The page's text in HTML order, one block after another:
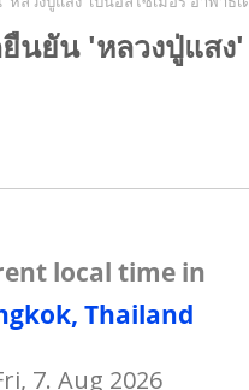
นยัน 'หลวงปู่แสง'
local time in
Thailand